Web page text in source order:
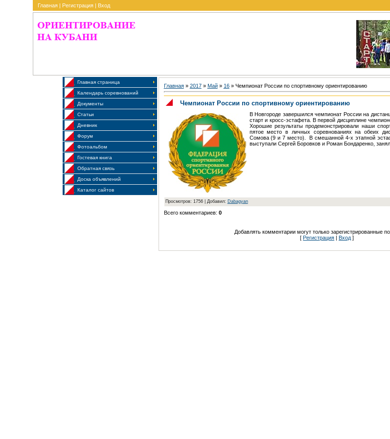
Главная | Регистрация | Вход
Главная страница
Календарь соревнований
Документы
Статьи
Дневник
Форум
Фотоальбом
Гостевая книга
Обратная связь
Доска объявлений
Каталог сайтов
Главная» 2017 » Май » 16» Чемпионат России по спортивному ориентированию
Чемпионат России по спортивному ориентированию
В Новгороде завершился чемпионат России на
старт и кросс-эстафета. В первой дисциплине
Хорошие результаты продемонстрировали наши
пятое место в личных соревнованиях на обеих
Сомова (9 и 7 место). В смешанной 4-х этапной
выступали Сергей Боровков и Роман Бондаренко,
Просмотров: 1756 | Добавил: Dabagyan
Всего комментариев: 0
Добавлять комментарии могут только зарегистрированные
[Регистрация |Вход ]